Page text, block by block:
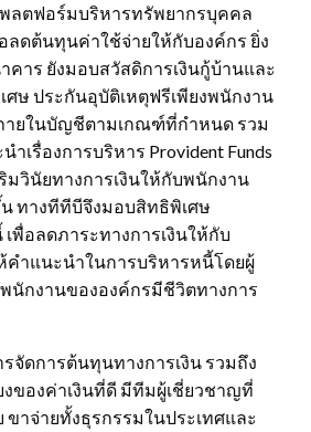
ลตฟอร์มบริหารทรัพยากรบุคคล
ลดต้นทุนค่าใช้จ่ายให้กับองค์กร ยิ่ง
คาร ยังมอบสวัสดิการเงินกู้บ้านและ
ศษ ประกันอุบัติเหตุฟรีเพียงพนักงาน
ายในบัญชีตามเกณฑ์ที่กำหนด รวม
เรื่องการบริหาร Provident Funds
มวินัยทางการเงินให้กับพนักงาน
ทางทีทีบีจึงมอบสิทธิพิเศษ
พื่อลดภาระทางการเงินให้กับ
คำแนะนำในการบริหารหนี้โดยผู้
นักงานขององค์กรมีชีวิตทางการ
รจัดการต้นทุนทางการเงิน รวมถึง
งของค่าเงินที่ดี มีทีมผู้เชี่ยวชาญที่
ขาจ่ายทั้งธุรกรรมในประเทศและ